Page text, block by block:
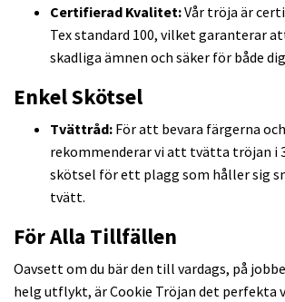
Certifierad Kvalitet:Vår tröja är
Tex standard 100, vilket garanterar
skadliga ämnen och säker för både
Enkel Skötsel
Tvättråd: För att bevara färgerna
rekommenderar vi att tvätta tröjan i
skötsel för ett plagg som håller sig
tvätt.
För Alla Tillfällen
Oavsett om du bär den till vardags, på
helg utflykt, är Cookie Tröjan det perfekta